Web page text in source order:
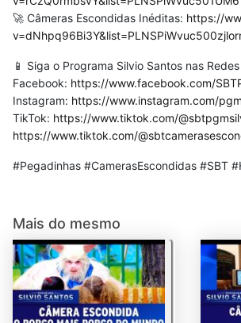
🚀 Câmeras Escondidas Inéditas: https://
📱 Siga o Programa Silvio Santos nas
Facebook: https://www.facebook.com/
Instagram: https://www.instagram.com/
TikTok: https://www.tiktok.com/
https://www.tiktok.com/
#Pegadinhas #CamerasEscondidas #SBT
Mais do mesmo